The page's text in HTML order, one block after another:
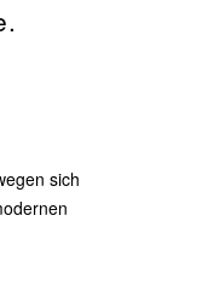
sich